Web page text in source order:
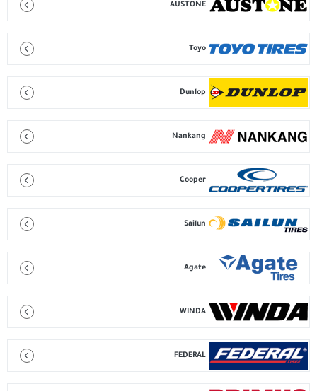
AUSTONE
Toyo
Dunlop
Nankang
Cooper
Sailun
Agate
WINDA
FEDERAL